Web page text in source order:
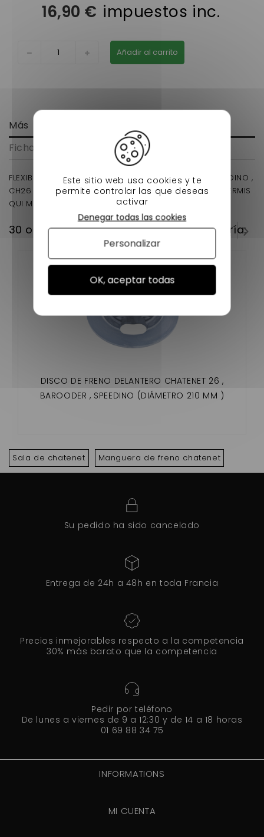
16,90 € impuestos inc.
Añadir al carrito
Más
Ficha técnica
FLEXIBLE DE FREIN ARRIERE CHATENET BAROODER , SPEEDINO ,
CH26 , 28 , 30, 32 , SPORTEEVO POUR VOITURE SANS PERMIS
QUI MESURE 470 MM EN LONGUEUR .
30 otros productos en la misma categoría:
DISCO DE FRENO DELANTERO CHATENET 26 ,
BAROODER , SPEEDINO (DIÁMETRO 210 MM )
Sala de chatenet Manguera de freno chatenet
Su pedido ha sido cancelado
Entrega de 24h a 48h en toda Francia
Precios inmejorables respecto a la competencia
30% más barato que la competencia
Pedir por teléfono
De lunes a viernes de 9 a 12:30 y de 14 a 18 horas
01 69 88 34 75
INFORMATIONS
MI CUENTA
Este sitio web usa cookies y te
permite controlar las que deseas
activar
OK, aceptar todas
Denegar todas las cookies
Personalizar